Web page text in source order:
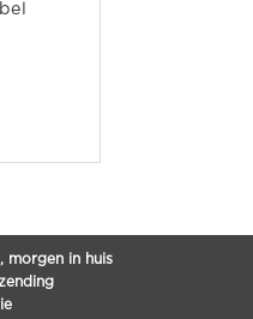
morgen in huis